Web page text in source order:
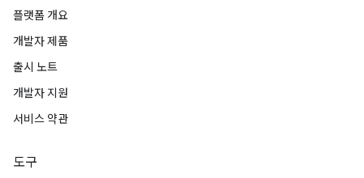
플랫폼 개요
개발자 제품
출시 노트
개발자 지원
서비스 약관
도구